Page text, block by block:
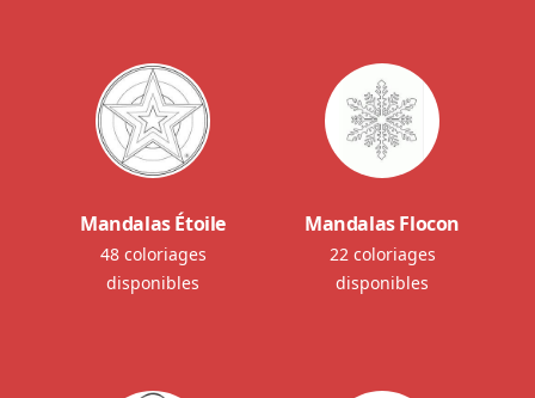
Mandalas Étoile
48 coloriages
disponibles
Mandalas Flocon
22 coloriages
disponibles